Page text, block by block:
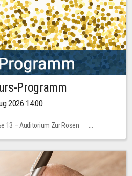
Programm
2026 14:00
13 – Auditorium Zur Rosen